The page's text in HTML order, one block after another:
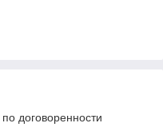
договоренности